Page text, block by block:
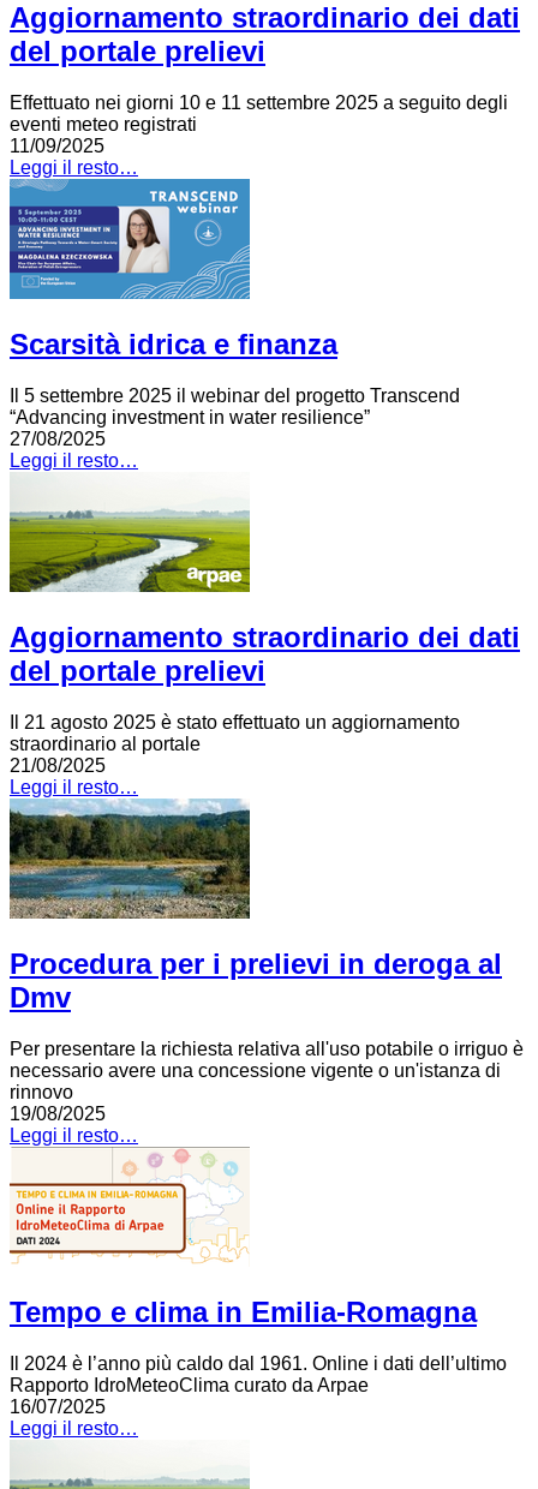
Aggiornamento straordinario dei dati
del portale prelievi
Effettuato nei giorni 10 e 11 settembre 2025 a seguito degli
eventi meteo registrati
11/09/2025
Leggi il resto…
Scarsità idrica e finanza
Il 5 settembre 2025 il webinar del progetto Transcend
“Advancing investment in water resilience”
27/08/2025
Leggi il resto…
Aggiornamento straordinario dei dati
del portale prelievi
Il 21 agosto 2025 è stato effettuato un aggiornamento
straordinario al portale
21/08/2025
Leggi il resto…
Procedura per i prelievi in deroga al
Dmv
Per presentare la richiesta relativa all'uso potabile o irriguo è
necessario avere una concessione vigente o un'istanza di
rinnovo
19/08/2025
Leggi il resto…
Tempo e clima in Emilia-Romagna
Il 2024 è l’anno più caldo dal 1961. Online i dati dell’ultimo
Rapporto IdroMeteoClima curato da Arpae
16/07/2025
Leggi il resto…